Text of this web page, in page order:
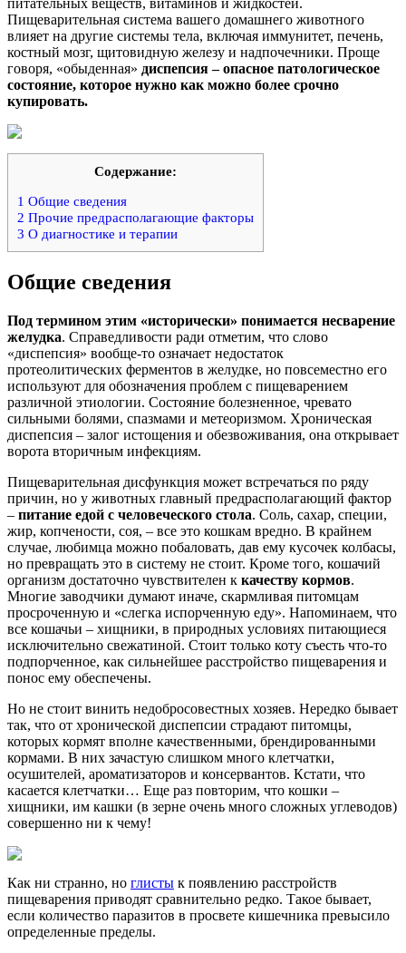
питательных веществ, витаминов и жидкостей.
Пищеварительная система вашего домашнего животного
влияет на другие системы тела, включая иммунитет, печень,
костный мозг, щитовидную железу и надпочечники. Проще
говоря, «обыденная» диспепсия – опасное патологическое
состояние, которое нужно как можно более срочно
купировать.
Содержание:
1 Общие сведения
2 Прочие предрасполагающие факторы
3 О диагностике и терапии
Общие сведения
Под термином этим «исторически» понимается несварение
желудка. Справедливости ради отметим, что слово
«диспепсия» вообще-то означает недостаток
протеолитических ферментов в желудке, но повсеместно его
используют для обозначения проблем с пищеварением
различной этиологии. Состояние болезненное, чревато
сильными болями, спазмами и метеоризмом. Хроническая
диспепсия – залог истощения и обезвоживания, она открывает
ворота вторичным инфекциям.
Пищеварительная дисфункция может встречаться по ряду
причин, но у животных главный предрасполагающий фактор
– питание едой с человеческого стола. Соль, сахар, специи,
жир, копчености, соя, – все это кошкам вредно. В крайнем
случае, любимца можно побаловать, дав ему кусочек колбасы,
но превращать это в систему не стоит. Кроме того, кошачий
организм достаточно чувствителен к качеству кормов.
Многие заводчики думают иначе, скармливая питомцам
просроченную и «слегка испорченную еду». Напоминаем, что
все кошачьи – хищники, в природных условиях питающиеся
исключительно свежатиной. Стоит только коту съесть что-то
подпорченное, как сильнейшее расстройство пищеварения и
понос ему обеспечены.
Но не стоит винить недобросовестных хозяев. Нередко бывает
так, что от хронической диспепсии страдают питомцы,
которых кормят вполне качественными, брендированными
кормами. В них зачастую слишком много клетчатки,
осушителей, ароматизаторов и консервантов. Кстати, что
касается клетчатки… Еще раз повторим, что кошки –
хищники, им кашки (в зерне очень много сложных углеводов)
совершенно ни к чему!
Как ни странно, но глисты к появлению расстройств
пищеварения приводят сравнительно редко. Такое бывает,
если количество паразитов в просвете кишечника превысило
определенные пределы.